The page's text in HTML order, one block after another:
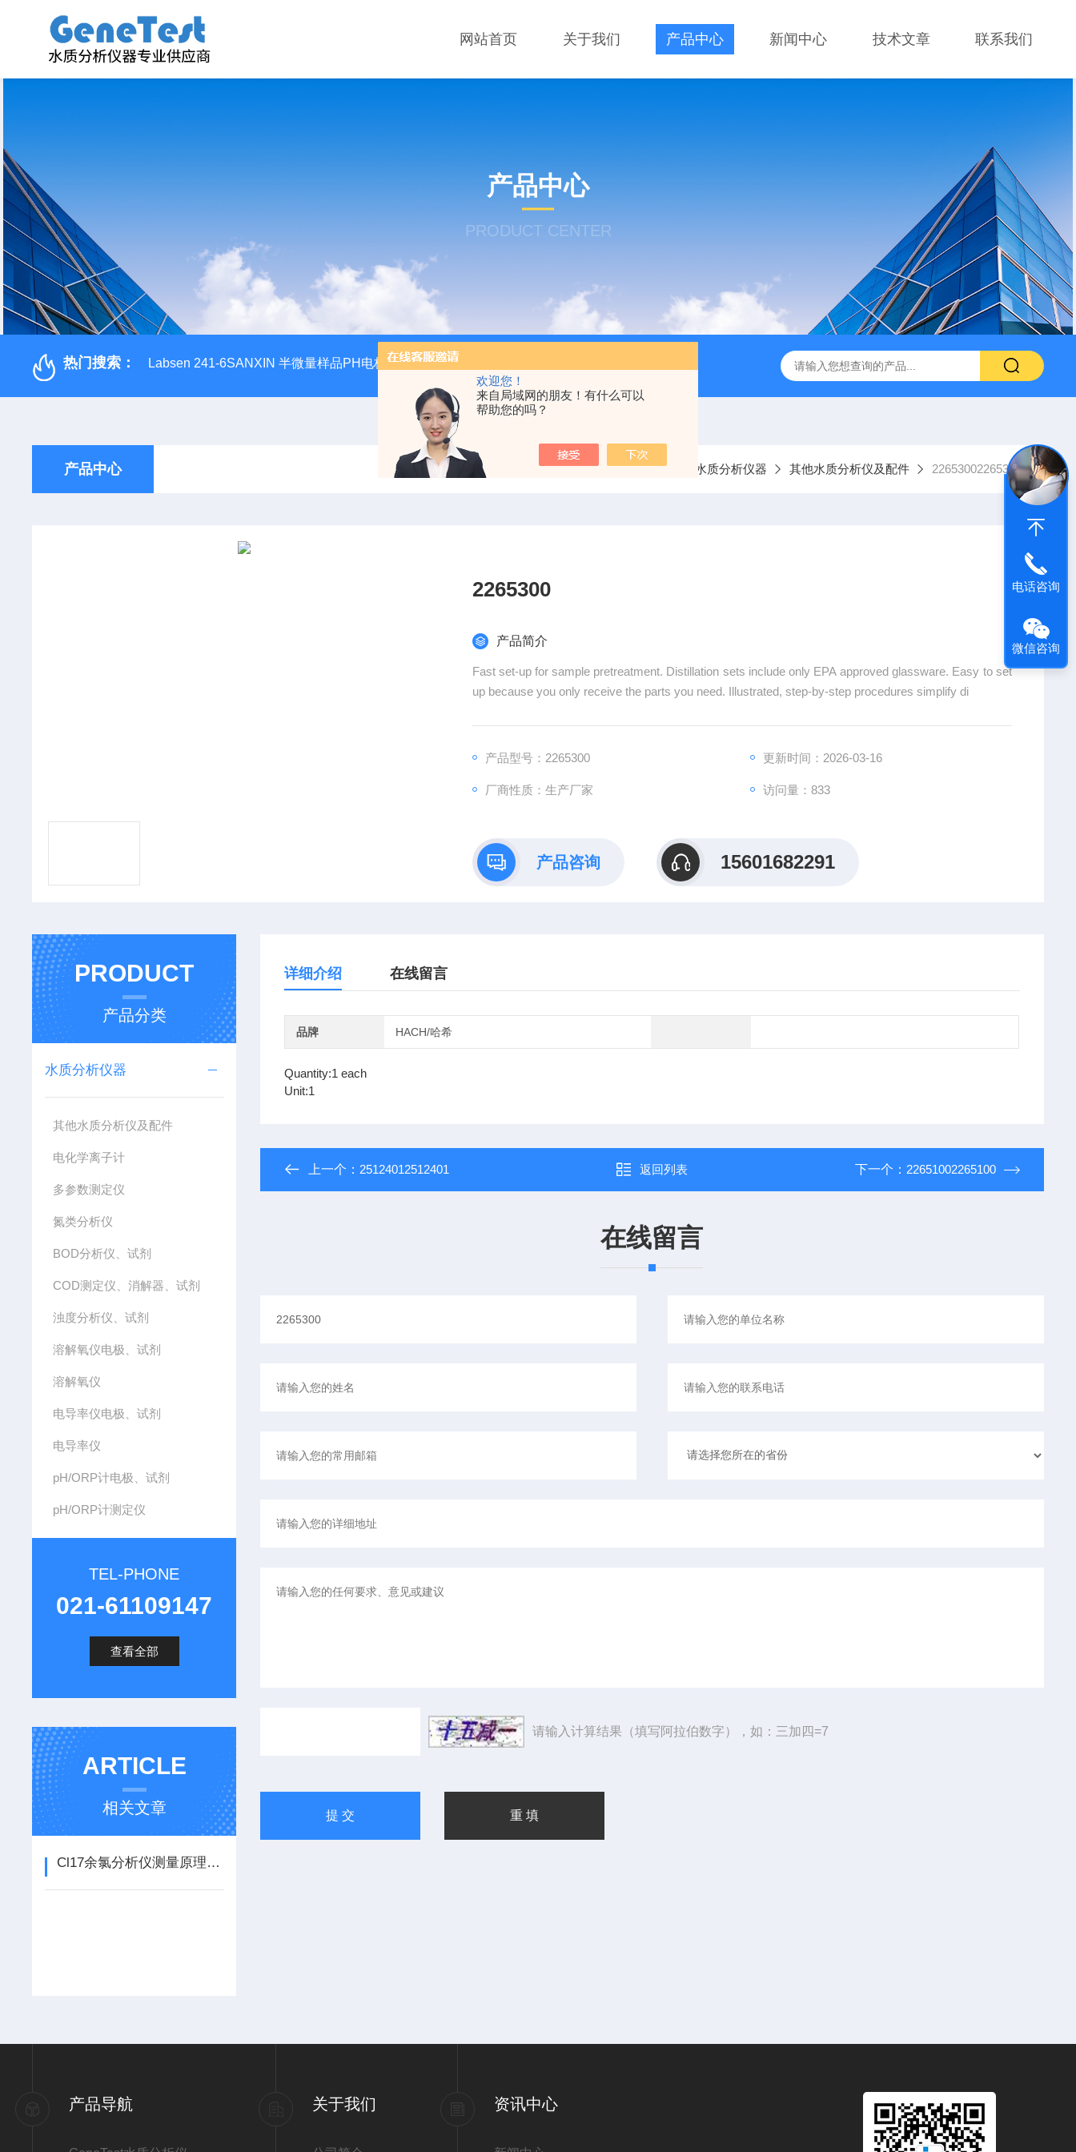
欢迎您！
来自局域网的朋友！有什么可以
帮助您的吗？
网站首页 关于我们 产品中心 新闻中心 技术文章 联系我们
产品中心
PRODUCT CENTER
热门搜索： Labsen 241-6SANXIN 半微量样品PH电极 SDI-47手动SDI污染指数测定仪，携带方便，轻巧 9385100DR900便携式多参数水质分析仪 GTOX-700便携式
产品中心 当前位置：首页 产品中心 水质分析仪器 其他水质分析仪及配件 22653002265300
2265300
产品简介
Fast set-up for sample pretreatment. Distillation sets include only EPA approved glassware. Easy to set
up because you only receive the parts you need. Illustrated, step-by-step procedures simplify di
产品型号：2265300 更新时间：2026-03-16
厂商性质：生产厂家 访问量：833
产品咨询 15601682291
PRODUCT
产品分类
水质分析仪器
其他水质分析仪及配件
电化学离子计
多参数测定仪
氮类分析仪
BOD分析仪、试剂
COD测定仪、消解器、试剂
浊度分析仪、试剂
溶解氧仪电极、试剂
溶解氧仪
电导率仪电极、试剂
电导率仪
pH/ORP计电极、试剂
pH/ORP计测定仪
TEL-PHONE
021-61109147
查看全部
ARTICLE
相关文章
Cl17余氯分析仪测量原理及使用注意事项
详细介绍 在线留言
品牌 HACH/哈希
Quantity:1 each
Unit:1
上一个： 25124012512401 返回列表 下一个： 22651002265100
在线留言
请输入计算结果（填写阿拉伯数字），如：三加四=7
产品导航 关于我们 资讯中心
电话咨询
微信咨询